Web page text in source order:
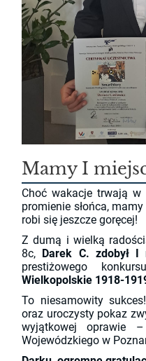
Mamy I
Choć wakacje trwają w
promienie słońca,
robi się jeszcze goręcej!
Z dumą i wielką
8c,
Darek C. zdobył I
prestiżowego
Wielkopolskie 1918-
To niesamowity
oraz uroczysty pokaz
wyjątkowej oprawie
Wojewódzkiego w